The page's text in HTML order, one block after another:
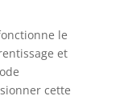
le
et
cette